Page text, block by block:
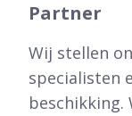
Partner
Wij stellen
specialisten
beschikking.